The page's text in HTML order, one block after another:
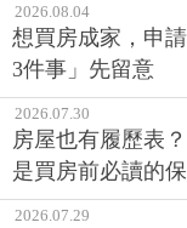
2026.08.04
想買房成家，申
3件事」先留意
2026.07.30
房屋也有履歷表
是買房前必讀的
2026.07.29